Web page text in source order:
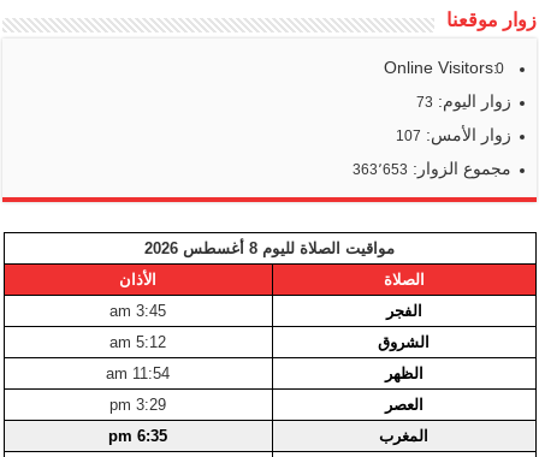
زوار موقعنا
Online Visitors:
0
زوار اليوم: 73
زوار الأمس: 107
مجموع الزوار: 363٬653
مواقيت الصلاة لليوم 8 أغسطس 2026
الصلاة
الأذان
الفجر
3:45 am
الشروق
5:12 am
الظهر
11:54 am
العصر
3:29 pm
المغرب
6:35 pm